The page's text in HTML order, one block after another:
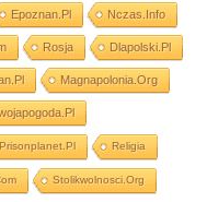
Epoznan.pl Nczas.info
Rosja Dlapolski.pl
Magnapolonia.org
Prisonplanet.pl Religia
Stolikwolnosci.org